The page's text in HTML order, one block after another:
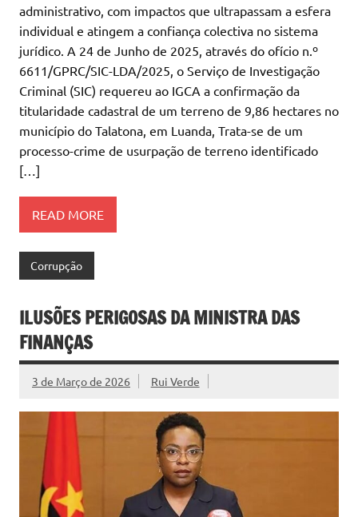
administrativo, com impactos que ultrapassam a esfera
individual e atingem a confiança colectiva no sistema
jurídico. A 24 de Junho de 2025, através do ofício n.º
6611/GPRC/SIC-LDA/2025, o Serviço de Investigação
Criminal (SIC) requereu ao IGCA a confirmação da
titularidade cadastral de um terreno de 9,86 hectares no
município do Talatona, em Luanda, Trata-se de um
processo-crime de usurpação de terreno identificado
[…]
READ MORE
Corrupção
ILUSÕES PERIGOSAS DA MINISTRA DAS
FINANÇAS
3 de Março de 2026 Rui Verde